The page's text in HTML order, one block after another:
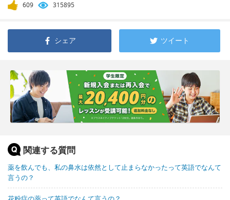
609 315895
シェア ツイート
関連する質問
薬を飲んでも、私の鼻水は依然として止まらなかったって英語でなんて
言うの？